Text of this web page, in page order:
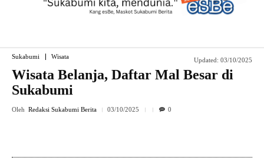
Sukabumi Wisata Updated: 03/10/2025
Wisata Belanja, Daftar Mal Besar di
Sukabumi
Oleh Redaksi Sukabumi Berita 03/10/2025 0